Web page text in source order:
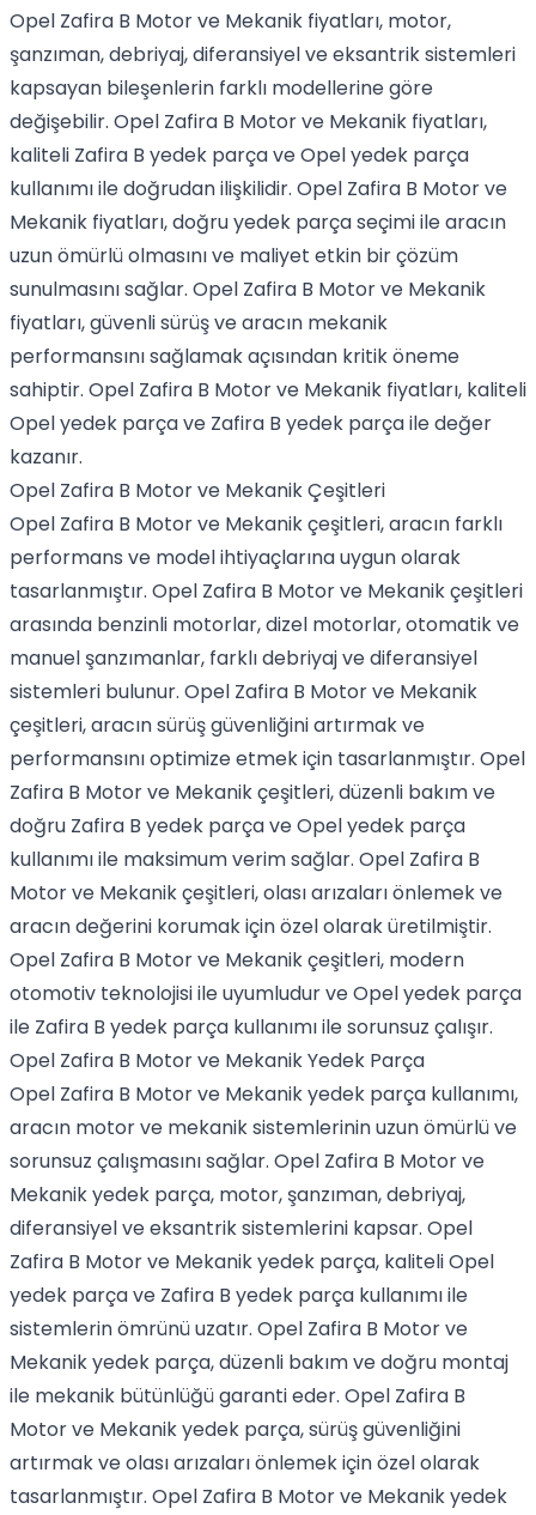
Opel Zafira B Motor ve Mekanik fiyatları, motor,
şanzıman, debriyaj, diferansiyel ve eksantrik sistemleri
kapsayan bileşenlerin farklı modellerine göre
değişebilir. Opel Zafira B Motor ve Mekanik fiyatları,
kaliteli Zafira B yedek parça ve Opel yedek parça
kullanımı ile doğrudan ilişkilidir. Opel Zafira B Motor ve
Mekanik fiyatları, doğru yedek parça seçimi ile aracın
uzun ömürlü olmasını ve maliyet etkin bir çözüm
sunulmasını sağlar. Opel Zafira B Motor ve Mekanik
fiyatları, güvenli sürüş ve aracın mekanik
performansını sağlamak açısından kritik öneme
sahiptir. Opel Zafira B Motor ve Mekanik fiyatları, kaliteli
Opel yedek parça ve Zafira B yedek parça ile değer
kazanır.
Opel Zafira B Motor ve Mekanik Çeşitleri
Opel Zafira B Motor ve Mekanik çeşitleri, aracın farklı
performans ve model ihtiyaçlarına uygun olarak
tasarlanmıştır. Opel Zafira B Motor ve Mekanik çeşitleri
arasında benzinli motorlar, dizel motorlar, otomatik ve
manuel şanzımanlar, farklı debriyaj ve diferansiyel
sistemleri bulunur. Opel Zafira B Motor ve Mekanik
çeşitleri, aracın sürüş güvenliğini artırmak ve
performansını optimize etmek için tasarlanmıştır. Opel
Zafira B Motor ve Mekanik çeşitleri, düzenli bakım ve
doğru Zafira B yedek parça ve Opel yedek parça
kullanımı ile maksimum verim sağlar. Opel Zafira B
Motor ve Mekanik çeşitleri, olası arızaları önlemek ve
aracın değerini korumak için özel olarak üretilmiştir.
Opel Zafira B Motor ve Mekanik çeşitleri, modern
otomotiv teknolojisi ile uyumludur ve Opel yedek parça
ile Zafira B yedek parça kullanımı ile sorunsuz çalışır.
Opel Zafira B Motor ve Mekanik Yedek Parça
Opel Zafira B Motor ve Mekanik yedek parça kullanımı,
aracın motor ve mekanik sistemlerinin uzun ömürlü ve
sorunsuz çalışmasını sağlar. Opel Zafira B Motor ve
Mekanik yedek parça, motor, şanzıman, debriyaj,
diferansiyel ve eksantrik sistemlerini kapsar. Opel
Zafira B Motor ve Mekanik yedek parça, kaliteli Opel
yedek parça ve Zafira B yedek parça kullanımı ile
sistemlerin ömrünü uzatır. Opel Zafira B Motor ve
Mekanik yedek parça, düzenli bakım ve doğru montaj
ile mekanik bütünlüğü garanti eder. Opel Zafira B
Motor ve Mekanik yedek parça, sürüş güvenliğini
artırmak ve olası arızaları önlemek için özel olarak
tasarlanmıştır. Opel Zafira B Motor ve Mekanik yedek